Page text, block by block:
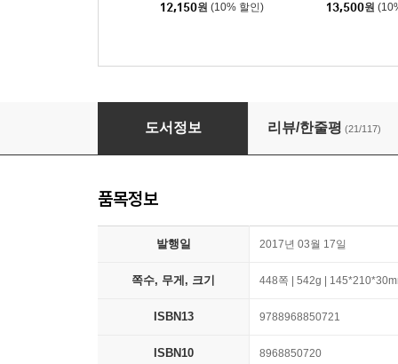
12,150원 (10% 할인) 13,500원
도서정보 리뷰/한줄평 (21/117)
품목정보
발행일 2017년 03월 17일
쪽수, 무게, 크기 448쪽 | 542g |
ISBN13 9788968850721
ISBN10 8968850720